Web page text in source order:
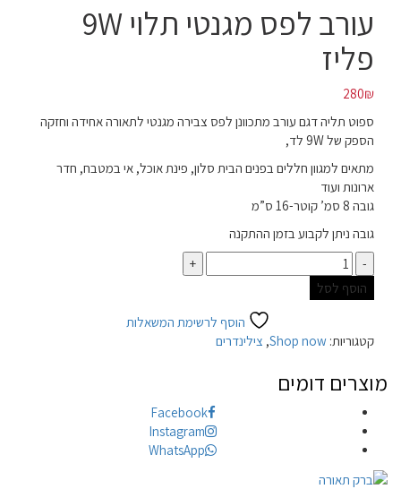
עורב לפס מגנטי תלוי 9W
פליז
280₪
ספוט תליה דגם עורב מתכוונן לפס צבירה מגנטי לתאורה אחידה וחזקה
הספק של 9W לד,
מתאים למגוון חללים בפנים הבית סלון, פינת אוכל, אי במטבח, חדר
ארונות ועוד
גובה 8 סמ’ קוטר-16 ס”מ
גובה ניתן לקבוע בזמן ההתקנה
כמות
הוסף לסל
הוסף לרשימת המשאלות
קטגוריות: Shop now
, צילינדרים
מוצרים דומים
Facebook
Instagram
WhatsApp